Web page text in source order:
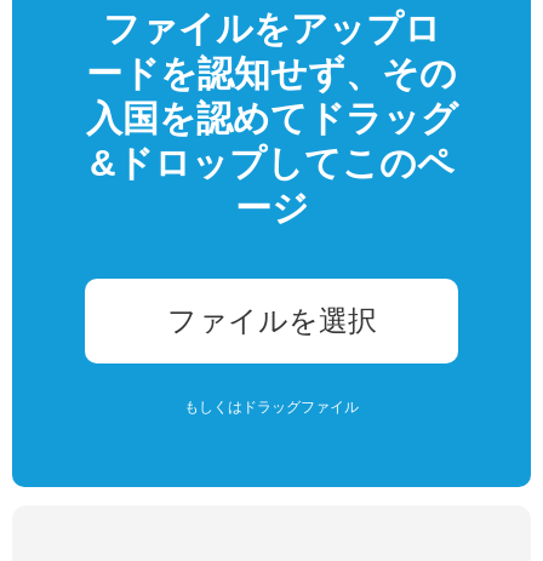
ファイルをアップロ
ードを認知せず、その
入国を認めてドラッグ
&ドロップしてこのペ
ージ
ファイルを選択
もしくはドラッグファイル